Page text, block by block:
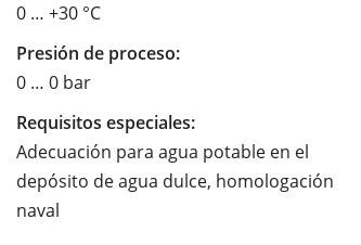
0 … +30 °C
Presión de proceso:
0 … 0 bar
Requisitos especiales:
Adecuación para agua potable en el
depósito de agua dulce, homologación
naval